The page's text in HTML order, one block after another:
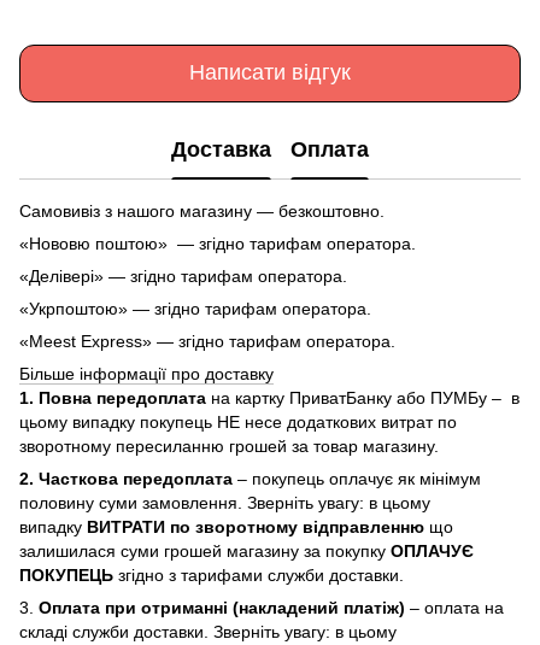
Написати відгук
Доставка Оплата
Самовивіз з нашого магазину — безкоштовно.
«Нововю поштою» — згідно тарифам оператора.
«Делівері» — згідно тарифам оператора.
«Укрпоштою» — згідно тарифам оператора.
«Meest Express» — згідно тарифам оператора.
Більше інформації про доставку
1. Повна передоплата на картку ПриватБанку або ПУМБу – в
цьому випадку покупець НЕ несе додаткових витрат по
зворотному пересиланню грошей за товар магазину.
2. Часткова передоплата – покупець оплачує як мінімум
половину суми замовлення. Зверніть увагу: в цьому
випадку ВИТРАТИ по зворотному відправленню що
залишилася суми грошей магазину за покупку ОПЛАЧУЄ
ПОКУПЕЦЬ згідно з тарифами служби доставки.
3. Оплата при отриманні (накладений платіж) – оплата на
складі служби доставки. Зверніть увагу: в цьому